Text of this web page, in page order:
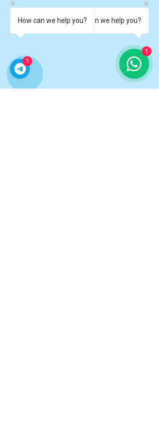
How can we help you?
1
How can we help you?
1